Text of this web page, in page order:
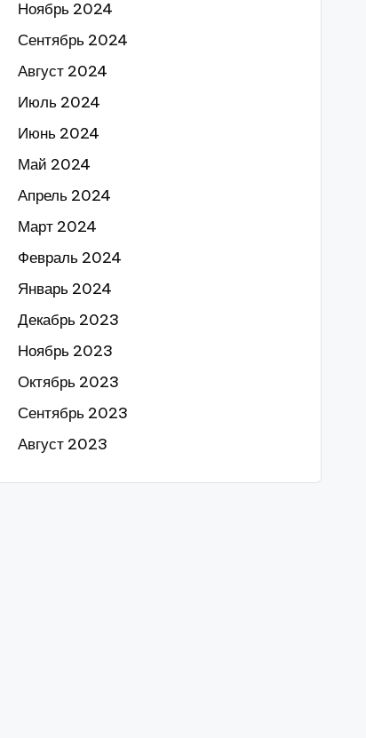
Ноябрь 2024
Сентябрь 2024
Август 2024
Июль 2024
Июнь 2024
Май 2024
Апрель 2024
Март 2024
Февраль 2024
Январь 2024
Декабрь 2023
Ноябрь 2023
Октябрь 2023
Сентябрь 2023
Август 2023